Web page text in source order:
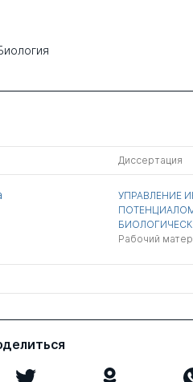
Диссертация
УПРАВЛЕНИЕ
Рабочий